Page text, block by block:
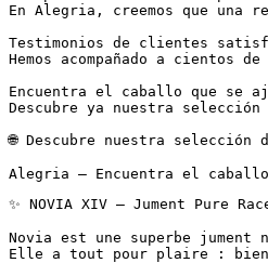
En Alegria, creemos que una
Testimonios de clientes
Hemos acompañado a
Encuentra el caballo que
Descubre ya nuestra
🌐 Descubre nuestra
Alegria – Encuentra el
✨ NOVIA XIV – Jument Pure
Novia est une superbe
Elle a tout pour plaire :